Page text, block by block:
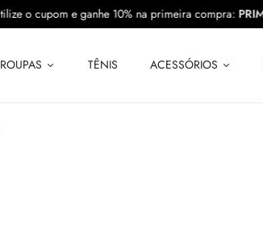
Utilize o cupom e ganhe 10% na primeira compra:
ROUPAS TÊNIS ACESSÓRIOS